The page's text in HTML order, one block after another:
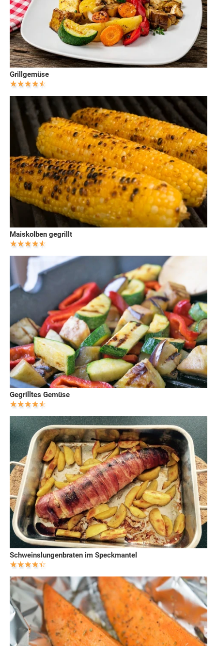
Grillgemüse
Maiskolben gegrillt
Gegrilltes Gemüse
Schweinslungenbraten im Speckmantel